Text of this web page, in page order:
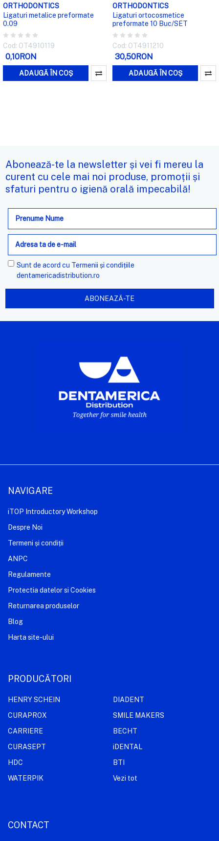
ORTHODONTICS
Ligaturi metalice preformate
0.09
Cod: OT4910119
0,10RON
ADAUGĂ ÎN COȘ
ORTHODONTICS
Ligaturi ortocosmetice
preformate 10 Buc/SET
Cod: OT4911210
30,50RON
ADAUGĂ ÎN COȘ
Abonează-te la newsletter și vei fi mereu la
curent cu cele mai noi produse, promoții și
sfaturi pentru o igienă orală impecabilă!
Adresa
e-
mail
Sunt de acord cu Termenii și condițiile
dentamericadistribution.ro
NAVIGARE
iTOP Introductory Workshop
Despre Noi
Termeni și condiții
ANPC
Regulamente
Protectia datelor si Cookies
Returnarea produselor
Blog
Harta site-ului
PRODUCĂTORI
HENRY SCHEIN
CURAPROX
CARRIERE
CURASEPT
HDC
WATERPIK
DIADENT
SMILE MAKERS
BECHT
iDENTAL
BTI
Vezi tot
CONTACT